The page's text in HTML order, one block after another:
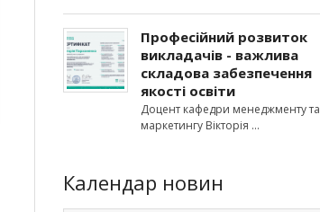
Професійний розвиток
викладачів - важлива
складова забезпечення
якості освіти
Доцент кафедри менеджменту та
маркетингу Вікторія
Календар новин